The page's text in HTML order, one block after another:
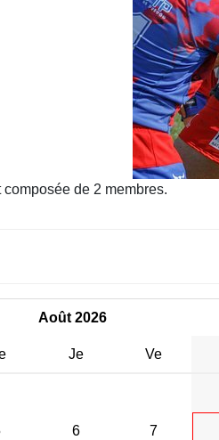
composée de 2 membres.
Août 2026
Je Ve
6 7